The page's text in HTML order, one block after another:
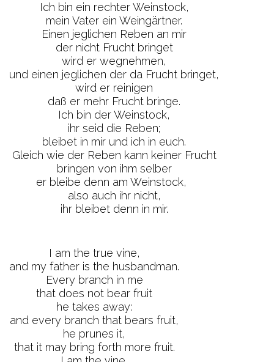
Ich bin ein rechter Weinstock,
mein Vater ein Weingärtner.
Einen jeglichen Reben an mir
der nicht Frucht bringet
wird er wegnehmen,
und einen jeglichen der da Frucht bringet,
wird er reinigen
daß er mehr Frucht bringe.
Ich bin der Weinstock,
ihr seid die Reben;
bleibet in mir und ich in euch.
Gleich wie der Reben kann keiner Frucht
bringen von ihm selber
er bleibe denn am Weinstock,
also auch ihr nicht,
ihr bleibet denn in mir.
I am the true vine,
and my father is the husbandman.
Every branch in me
that does not bear fruit
he takes away:
and every branch that bears fruit,
he prunes it,
that it may bring forth more fruit.